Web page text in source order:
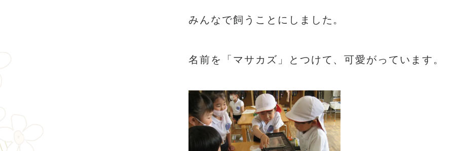
みんなで飼うことにしました。
名前を「マサカズ」とつけて、可愛がっています。